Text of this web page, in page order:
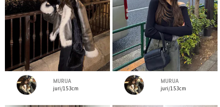
MURUA
juri/153cm
MURUA
juri/153cm